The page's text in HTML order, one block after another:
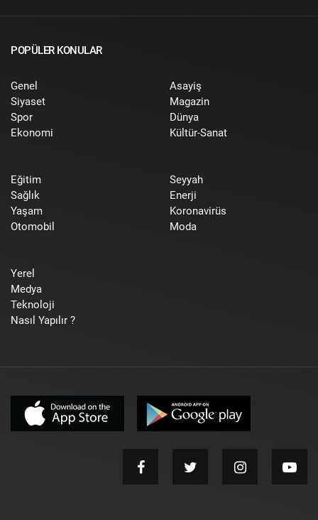
POPÜLER KONULAR
Genel
Siyaset
Spor
Ekonomi
Asayiş
Magazin
Dünya
Kültür-Sanat
Eğitim
Sağlık
Yaşam
Otomobil
Seyyah
Enerji
Koronavirüs
Moda
Yerel
Medya
Teknoloji
Nasıl Yapılır ?